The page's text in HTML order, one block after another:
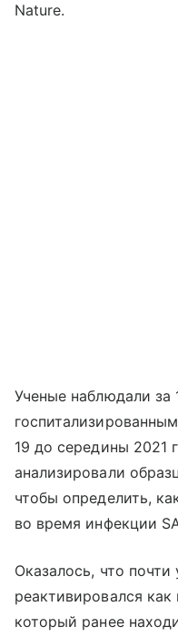
Nature.
Ученые наблюдали за
19 до середины 2021
анализировали
чтобы определить,
во время инфекции
Оказалось, что
реактивировался
который ранее